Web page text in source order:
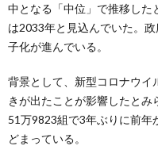
中となる「中位」で推移し
は2033年と見込んでいた。
子化が進んでいる。
背景として、新型コロナウイ
きが出たことが影響したと
51万9823組で3年ぶりに前年
どまっている。